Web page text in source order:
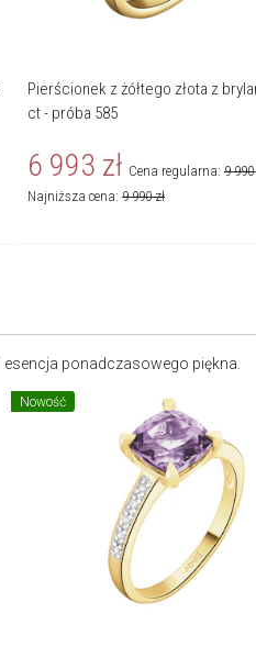
Pierścionek z żółtego złota z
ct - próba 585
6 993 zł Cena regularna: 9 990
Najniższa cena: 9 990 zł
ponadczasowego piękna.
Nowość